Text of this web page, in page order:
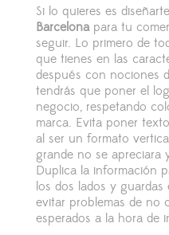
Si lo quieres es
Barcelona para tu
seguir. Lo primero de
que tienes en las
después con nociones
tendrás que poner el
negocio, respetando
marca. Evita poner
al ser un formato
grande no se apreciara
Duplica la información
los dos lados y
evitar problemas de no
esperados a la hora de